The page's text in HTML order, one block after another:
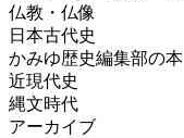
仏教・仏像
日本古代史
かみゆ歴史編集部の本
近現代史
縄文時代
アーカイブ